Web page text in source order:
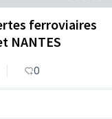
ferroviaires
NANTES
0